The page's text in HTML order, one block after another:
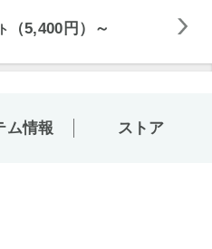
（5,400円）～
ム情報 ストア